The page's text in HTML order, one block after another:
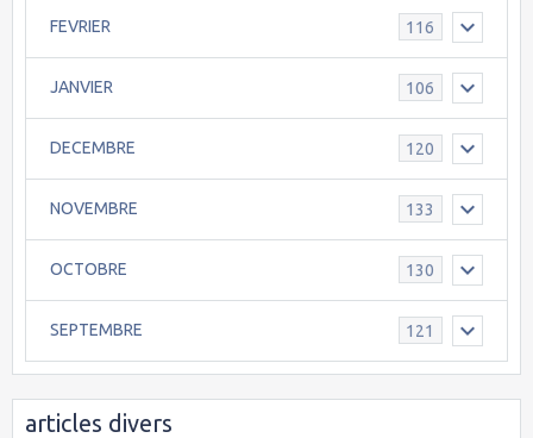
FEVRIER 116
JANVIER 106
DECEMBRE 120
NOVEMBRE 133
OCTOBRE 130
SEPTEMBRE 121
articles divers